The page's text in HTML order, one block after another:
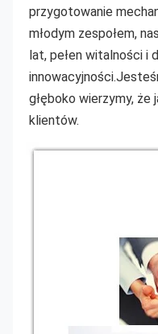
przygotowanie
młodym zespołem,
lat, pełen witalności i
głęboko wierzymy, że
klientów.